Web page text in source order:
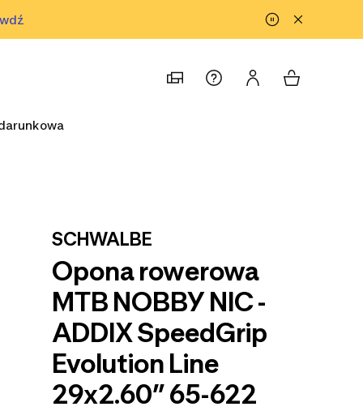
SCHWALBE
Opona rowerowa
MTB NOBBY NIC -
ADDIX SpeedGrip
Evolution Line
29x2.60” 65-622